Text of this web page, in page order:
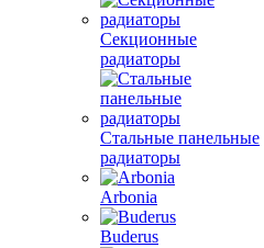
Секционные
радиаторы
Стальные панельные
радиаторы
Arbonia
Buderus